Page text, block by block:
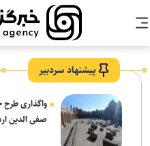
پیشنهاد سردبیر
واگذاری
صفی الدین